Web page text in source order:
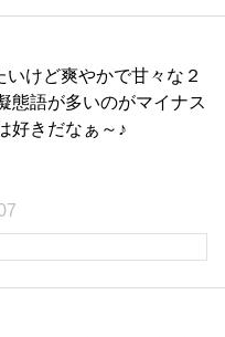
けど爽やかで甘々な２
態語が多いのがマイナス
好きだなぁ～♪